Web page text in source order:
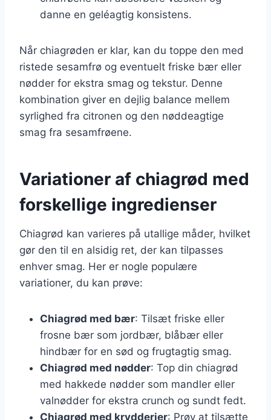
danne en geléagtig konsistens.
Når chiagrøden er klar, kan du toppe den med
ristede sesamfrø og eventuelt friske bær eller
nødder for ekstra smag og tekstur. Denne
kombination giver en dejlig balance mellem
syrlighed fra citronen og den nøddeagtige
smag fra sesamfrøene.
Variationer af chiagrød med
forskellige ingredienser
Chiagrød kan varieres på utallige måder, hvilket
gør den til en alsidig ret, der kan tilpasses
enhver smag. Her er nogle populære
variationer, du kan prøve:
Chiagrød med bær: Tilsæt friske eller
frosne bær som jordbær, blåbær eller
hindbær for en sød og frugtagtig smag.
Chiagrød med nødder: Top din chiagrød
med hakkede nødder som mandler eller
valnødder for ekstra crunch og sundt fedt.
Chiagrød med krydderier: Prøv at tilsætte